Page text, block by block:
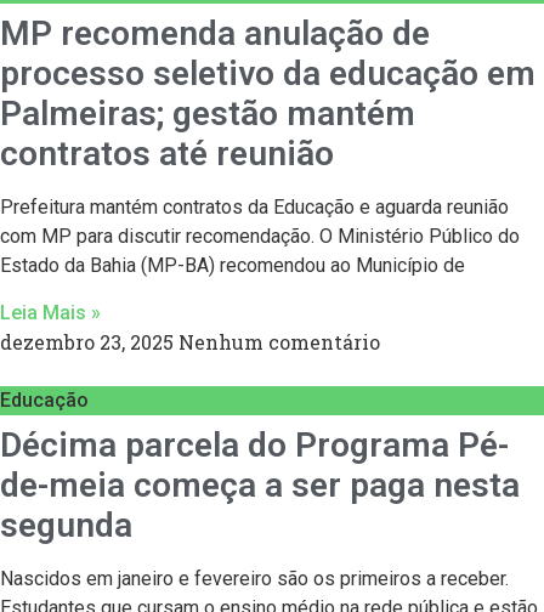
MP recomenda anulação de
processo seletivo da educação em
Palmeiras; gestão mantém
contratos até reunião
Prefeitura mantém contratos da Educação e aguarda reunião
com MP para discutir recomendação. O Ministério Público do
Estado da Bahia (MP-BA) recomendou ao Município de
Leia Mais »
dezembro 23, 2025 Nenhum comentário
Educação
Décima parcela do Programa Pé-
de-meia começa a ser paga nesta
segunda
Nascidos em janeiro e fevereiro são os primeiros a receber.